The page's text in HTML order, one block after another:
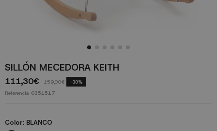
SILLÓN MECEDORA KEITH
111,30€ 159,00€ -30%
Referencia 0351517
Color: BLANCO